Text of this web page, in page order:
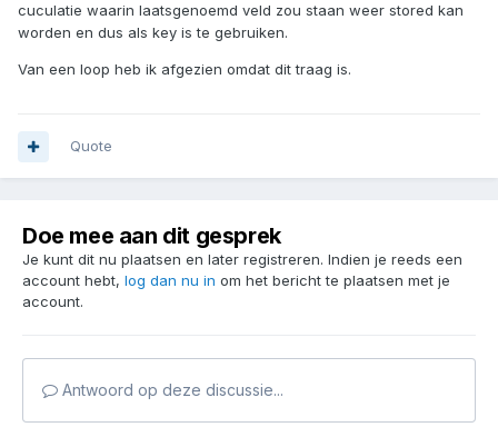
cuculatie waarin laatsgenoemd veld zou staan weer stored kan
worden en dus als key is te gebruiken.
Van een loop heb ik afgezien omdat dit traag is.
Quote
Doe mee aan dit gesprek
Je kunt dit nu plaatsen en later registreren. Indien je reeds een
account hebt, log dan nu in om het bericht te plaatsen met je
account.
Antwoord op deze discussie...